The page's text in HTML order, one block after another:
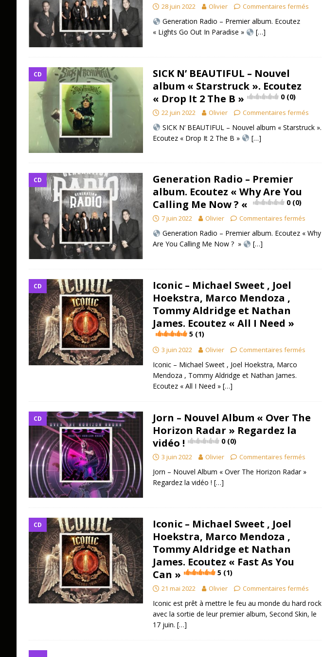
28 juin 2022 Olivier Commentaires fermés
Generation Radio – Premier album. Ecoutez
« Lights Go Out In Paradise »
[…]
CD
SICK N’ BEAUTIFUL – Nouvel
album « Starstruck ». Ecoutez
« Drop It 2 The B »
0 (0)
22 juin 2022 Olivier Commentaires fermés
SICK N’ BEAUTIFUL – Nouvel album « Starstruck ».
Ecoutez « Drop It 2 The B »
[…]
CD
Generation Radio – Premier
album. Ecoutez « Why Are You
Calling Me Now ? «
0 (0)
7 juin 2022 Olivier Commentaires fermés
Generation Radio – Premier album. Ecoutez « Why
Are You Calling Me Now ? »
[…]
CD
Iconic – Michael Sweet , Joel
Hoekstra, Marco Mendoza ,
Tommy Aldridge et Nathan
James. Ecoutez « All I Need »
5 (1)
3 juin 2022 Olivier Commentaires fermés
Iconic – Michael Sweet , Joel Hoekstra, Marco
Mendoza , Tommy Aldridge et Nathan James.
Ecoutez « All I Need » […]
CD
Jorn – Nouvel Album « Over The
Horizon Radar » Regardez la
vidéo !
0 (0)
3 juin 2022 Olivier Commentaires fermés
Jorn – Nouvel Album « Over The Horizon Radar »
Regardez la vidéo ! […]
CD
Iconic – Michael Sweet , Joel
Hoekstra, Marco Mendoza ,
Tommy Aldridge et Nathan
James. Ecoutez « Fast As You
Can »
5 (1)
21 mai 2022 Olivier Commentaires fermés
Iconic est prêt à mettre le feu au monde du hard rock
avec la sortie de leur premier album, Second Skin, le
17 juin. […]